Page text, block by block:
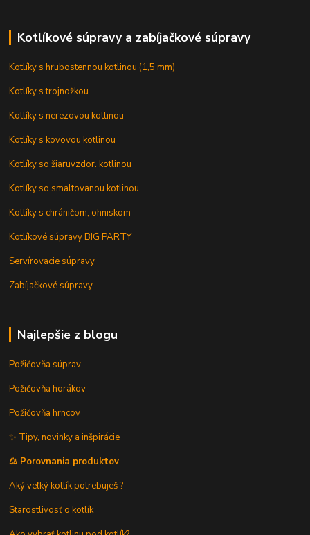
Kotlíkové súpravy a zabíjačkové súpravy
Kotlíky s hrubostennou kotlinou (1,5 mm)
Kotlíky s trojnožkou
Kotlíky s nerezovou kotlinou
Kotlíky s kovovou kotlinou
Kotlíky so žiaruvzdor. kotlinou
Kotlíky so smaltovanou kotlinou
Kotlíky s chráničom, ohniskom
Kotlíkové súpravy BIG PARTY
Servírovacie súpravy
Zabíjačkové súpravy
Najlepšie z blogu
Požičovňa súprav
Požičovňa horákov
Požičovňa hrncov
✨ Tipy, novinky a inšpirácie
⚖️ Porovnania produktov
Aký veľký kotlík potrebuješ ?
Starostlivosť o kotlík